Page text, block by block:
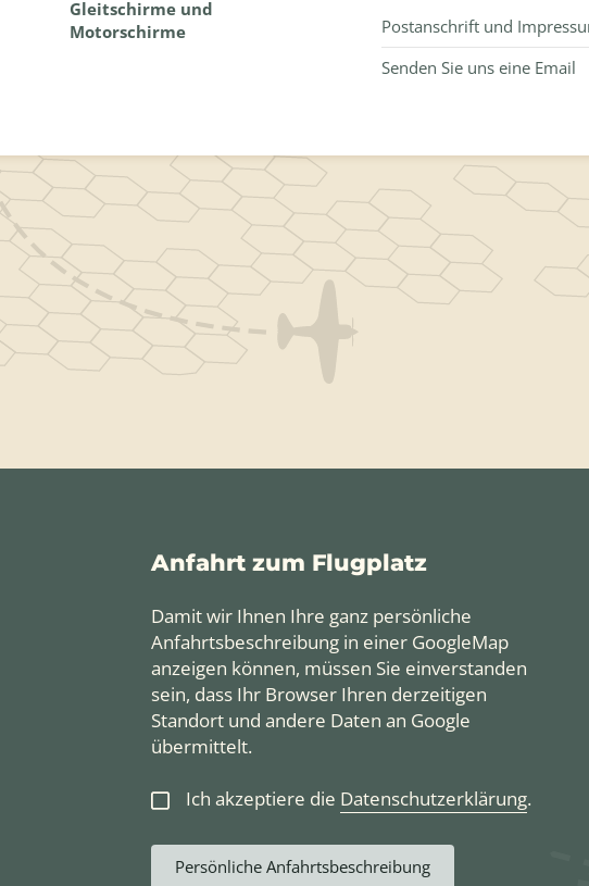
Gleitschirme und
Motorschirme
Postanschrift und
Senden Sie uns eine Email
Anfahrt zum Flugplatz
Damit wir Ihnen Ihre ganz persönliche
Anfahrtsbeschreibung in einer GoogleMap
anzeigen können, müssen Sie einverstanden
sein, dass Ihr Browser Ihren derzeitigen
Standort und andere Daten an Google
übermittelt.
Ich akzeptiere die Datenschutzerklärung.
Persönliche Anfahrtsbeschreibung